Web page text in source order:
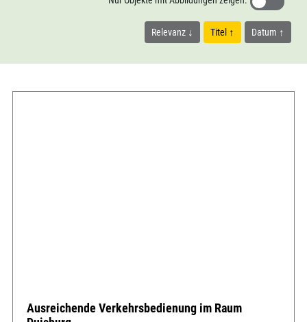
Relevanz Titel Datum
Ausreichende Verkehrsbedienung im Raum